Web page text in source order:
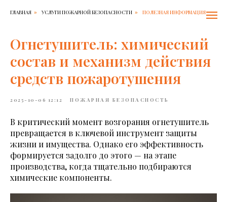
ГЛАВНАЯ » УСЛУГИ ПОЖАРНОЙ БЕЗОПАСНОСТИ » ПОЛЕЗНАЯ ИНФОРМАЦИЯ
Огнетушитель: химический
состав и механизм действия
средств пожаротушения
2025-10-06 12:12 ПОЖАРНАЯ БЕЗОПАСНОСТЬ
В критический момент возгорания огнетушитель
превращается в ключевой инструмент защиты
жизни и имущества. Однако его эффективность
формируется задолго до этого — на этапе
производства, когда тщательно подбираются
химические компоненты.